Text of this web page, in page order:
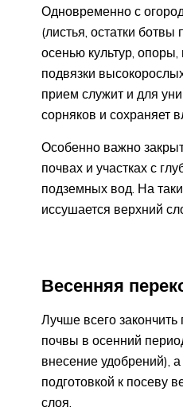
Одновременно с
(листья, остатки
осенью культур,
подвязки
прием служит и для
сорняков и сохраняет
Особенно важно
почвах и участках с
подземных вод. На
иссушается верхний
Весенняя
Лучше всего закончить
почвы в осенний
внесение удобрений),
подготовкой к посеву
слоя.